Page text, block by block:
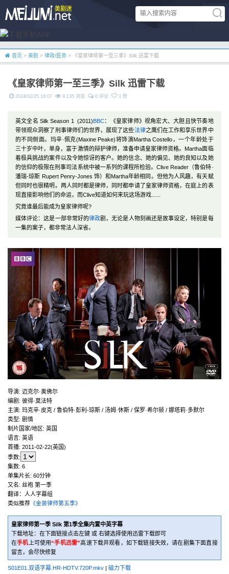
首页 > 美剧 > 律政/医务 > 《皇家律师第一至三季》Silk 迅雷下载
《皇家律师第一至三季》Silk 迅雷下载
2024/02/25 18:07 9,135 浏览 0 评论 3 赞
英文全名 Silk Season 1 (2011)BBC：《皇家律师》视角宏大、大胆且快节奏地
带领观众洞察了刑事律师们的世界，展现了这些法律之鹰们在工作和享乐世界中
的不同侧面。玛辛·佩克(Maxine Peake)将饰演Martha Costello，一个年龄处于
三十岁中叶，单身，富于激情的辩护律师，准备申请皇家律师资格。Martha面临
着极具挑战的案件以及令她惊讶的客户。她的信念、她的偏见、她的良知以及她
的信仰的极限在刑事司法系统中被一系列的课程所检验。Clive Reader（鲁伯特·
潘瑞-琼斯 Rupert Penry-Jones 饰）和Martha年龄相同。但他为人风趣，有天赋
但同时也很精明。两人同时都是律师，同时都申请了皇家律师资格，在庭上的表
现直接影响他们的命运，而Clive知道如何来玩这场游戏......
究竟谁最后能成为皇家律师呢?
媒体评论：这是一部非常好的律政剧，无论是人物刻画还是故事设定，特别是每
一集的案子，都非常法人深省。
导演: 迈克尔·奥佛尔
编剧 : 彼得·莫法特
主演: 玛克辛·皮克 / 鲁伯特·彭利-琼斯 / 汤姆·休斯 / 保罗·希尔顿 / 娜塔莉·多默尔
类型: 剧情
制片国家/地区: 英国
语言: 英语
首播: 2011-02-22(英国)
季数:
集数: 6
单集片长: 60分钟
又名: 丝袍 第一季
翻译：人人字幕组
类似推荐 《金装律师第五季》
皇家律师第一季 Silk 第1季全集内置中英字幕
下载地址：在下面链接点击左键 或 右键选择使用迅雷下载即可
在手机上可使用“手机迅雷”高速下载并观看，如下载链接失效，请在剧集下面直接
留言，会尽快修复
S01E01.双语字幕.HR-HDTV.720P.mkv | 磁力下载